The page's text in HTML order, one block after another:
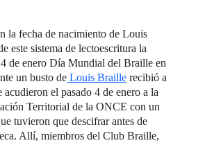
la fecha de nacimiento de Louis
este sistema de lectoescritura la
de enero Día Mundial del Braille en
un busto de Louis Braille recibió a
acudieron el pasado 4 de enero a la
Territorial de la ONCE con un
tuvieron que descifrar antes de
Allí, miembros del Club Braille,